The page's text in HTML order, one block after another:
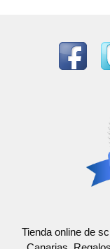
Tienda online de